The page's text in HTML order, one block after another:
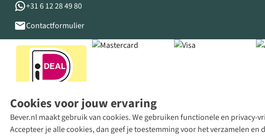
Cookies voor jouw ervaring
Bever.nl maakt gebruik van cookies. We gebruiken functionele en
Accepteer je alle cookies, dan geef je toestemming voor het verzamelen
+31 6 12 28 49 80
Contactformulier